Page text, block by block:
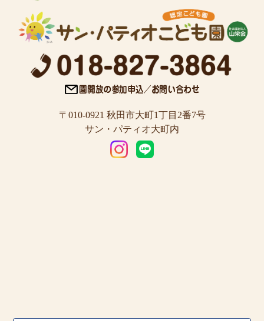
〒010-0921 秋田市大町1丁目2番7号
サン・パティオ大町内